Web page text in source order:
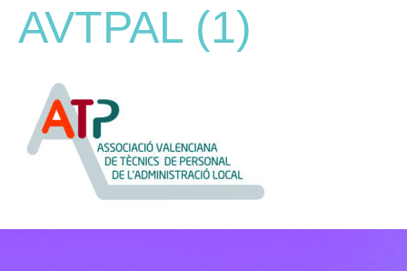
AVTPAL (1)